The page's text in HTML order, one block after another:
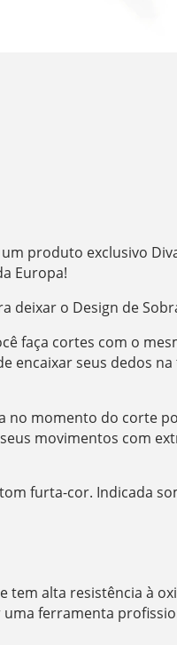
produto exclusivo
Europa!
deixar o Design de
faça cortes com o
encaixar seus dedos
no momento do corte
movimentos com
furta-cor. Indicada
tem alta resistência à
uma ferramenta